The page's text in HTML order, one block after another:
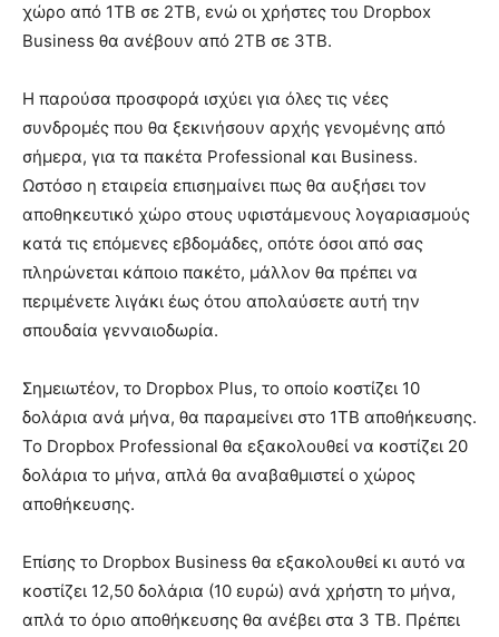
χώρο από 1TB σε 2TB, ενώ οι χρήστες του Dropbox
Business θα ανέβουν από 2TB σε 3TB.
Η παρούσα προσφορά ισχύει για όλες τις νέες
συνδρομές που θα ξεκινήσουν αρχής γενομένης από
σήμερα, για τα πακέτα Professional και Business.
Ωστόσο η εταιρεία επισημαίνει πως θα αυξήσει τον
αποθηκευτικό χώρο στους υφιστάμενους λογαριασμούς
κατά τις επόμενες εβδομάδες, οπότε όσοι από σας
πληρώνεται κάποιο πακέτο, μάλλον θα πρέπει να
περιμένετε λιγάκι έως ότου απολαύσετε αυτή την
σπουδαία γενναιοδωρία.
Σημειωτέον, το Dropbox Plus, το οποίο κοστίζει 10
δολάρια ανά μήνα, θα παραμείνει στο 1TB αποθήκευσης.
Το Dropbox Professional θα εξακολουθεί να κοστίζει 20
δολάρια το μήνα, απλά θα αναβαθμιστεί ο χώρος
αποθήκευσης.
Επίσης το Dropbox Business θα εξακολουθεί κι αυτό να
κοστίζει 12,50 δολάρια (10 ευρώ) ανά χρήστη το μήνα,
απλά το όριο αποθήκευσης θα ανέβει στα 3 ΤΒ. Πρέπει